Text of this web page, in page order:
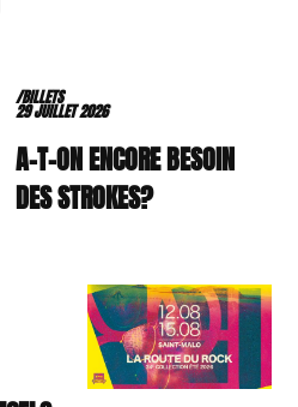
/BILLETS
29 JUILLET 2026
A-T-ON ENCORE BESOIN
DES STROKES?